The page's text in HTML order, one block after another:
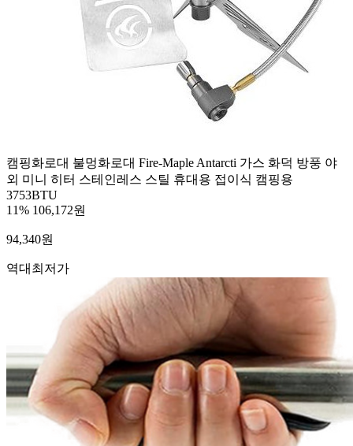
캠핑화로대 불멍화로대 Fire-Maple Antarcti 가스 화덕 방풍 야
외 미니 히터 스테인레스 스틸 휴대용 접이식 캠핑용
3753BTU
11% 106,172원
94,340원
역대최저가